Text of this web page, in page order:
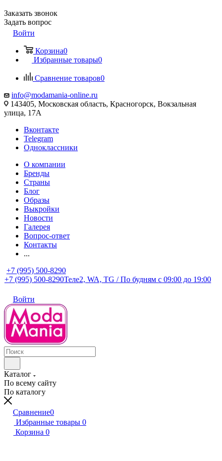
Заказать звонок
Задать вопрос
Войти
Корзина0
Избранные товары0
Сравнение товаров0
info@modamania-online.ru
143405, Московская область, Красногорск, Вокзальная
улица, 17А
Вконтакте
Telegram
Одноклассники
О компании
Бренды
Страны
Блог
Образы
Выкройки
Новости
Галерея
Вопрос-ответ
Контакты
...
+7 (995) 500-8290
+7 (995) 500-8290Теле2, WA, TG / По будням c 09:00 до 19:00
Войти
Каталог
По всему сайту
По каталогу
Сравнение0
Избранные товары 0
Корзина 0